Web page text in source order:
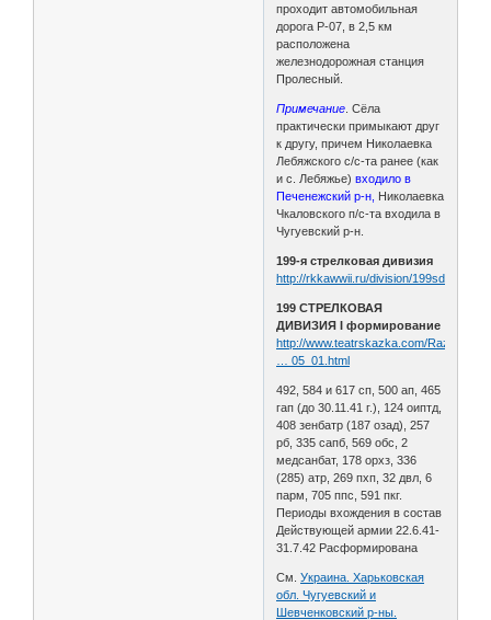
проходит автомобильная
дорога Р-07, в 2,5 км
расположена
железнодорожная станция
Пролесный.
Примечание . Сёла
практически примыкают друг
к другу, причем Николаевка
Лебяжского с/с-та ранее (как
и с. Лебяжье)входило в
Печенежский р-н, Николаевка
Чкаловского п/с-та входила в
Чугуевский р-н.
199-я стрелковая дивизия
http://rkkawwii.ru/division/199sdf1
199 СТРЕЛКОВАЯ
ДИВИЗИЯ I формирование
http://www.teatrskazka.com/Raznoe/
… 05_01.html
492, 584 и 617 сп, 500 ап, 465
гап (до 30.11.41 г.), 124 оиптд,
408 зенбатр (187 озад), 257
рб, 335 сапб, 569 обс, 2
медсанбат, 178 орхз, 336
(285) атр, 269 пхп, 32 двл, 6
парм, 705 ппс, 591 пкг.
Периоды вхождения в состав
Действующей армии 22.6.41-
31.7.42 Расформирована
См.Украина. Харьковская
обл. Чугуевский и
Шевченковский р-ны.